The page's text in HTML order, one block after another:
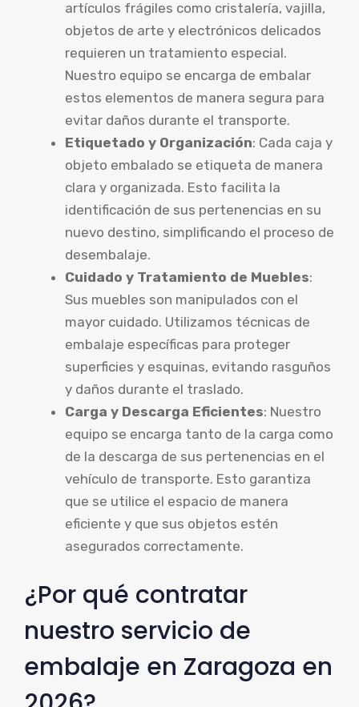
artículos frágiles como cristalería, vajilla,
objetos de arte y electrónicos delicados
requieren un tratamiento especial.
Nuestro equipo se encarga de embalar
estos elementos de manera segura para
evitar daños durante el transporte.
Etiquetado y Organización: Cada caja y
objeto embalado se etiqueta de manera
clara y organizada. Esto facilita la
identificación de sus pertenencias en su
nuevo destino, simplificando el proceso de
desembalaje.
Cuidado y Tratamiento de Muebles:
Sus muebles son manipulados con el
mayor cuidado. Utilizamos técnicas de
embalaje específicas para proteger
superficies y esquinas, evitando rasguños
y daños durante el traslado.
Carga y Descarga Eficientes: Nuestro
equipo se encarga tanto de la carga como
de la descarga de sus pertenencias en el
vehículo de transporte. Esto garantiza
que se utilice el espacio de manera
eficiente y que sus objetos estén
asegurados correctamente.
¿Por qué contratar
nuestro servicio de
embalaje en Zaragoza en